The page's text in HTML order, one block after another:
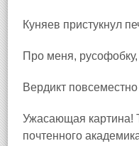
Куняев пристукнул
Про меня, русофобку,
Вердикт
Ужасающая картина!
почтенного